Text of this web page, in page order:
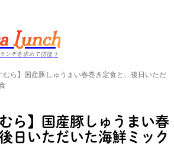
Lunch
ンチを求めて彷徨う
むら】国産豚しゅうまい春巻き定食と、後日いただ
ら】国産豚しゅうまい春
日いただいた海鮮ミック